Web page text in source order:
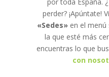
perder? ¡Apúntate!
«Sedes»en el menú
la que esté más
encuentras lo que
con